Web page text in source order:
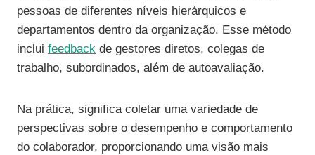
pessoas de diferentes níveis hierárquicos e
departamentos dentro da organização. Esse método
inclui feedback de gestores diretos, colegas de
trabalho, subordinados, além de autoavaliação.
Na prática, significa coletar uma variedade de
perspectivas sobre o desempenho e comportamento
do colaborador, proporcionando uma visão mais